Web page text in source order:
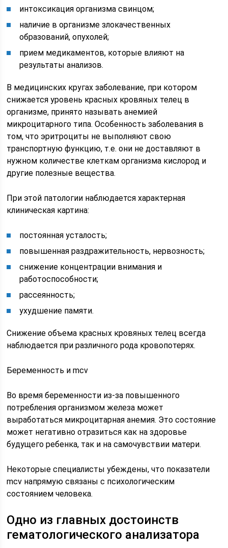
интоксикация организма свинцом;
наличие в организме злокачественных
образований, опухолей;
прием медикаментов, которые влияют на
результаты анализов.
В медицинских кругах заболевание, при котором
снижается уровень красных кровяных телец в
организме, принято называть анемией
микроцитарного типа. Особенность заболевания в
том, что эритроциты не выполняют свою
транспортную функцию, т.е. они не доставляют в
нужном количестве клеткам организма кислород и
другие полезные вещества.
При этой патологии наблюдается характерная
клиническая картина:
постоянная усталость;
повышенная раздражительность, нервозность;
снижение концентрации внимания и
работоспособности;
рассеянность;
ухудшение памяти.
Снижение объема красных кровяных телец всегда
наблюдается при различного рода кровопотерях.
Беременность и mcv
Во время беременности из-за повышенного
потребления организмом железа может
выработаться микроцитарная анемия. Это состояние
может негативно отразиться как на здоровье
будущего ребенка, так и на самочувствии матери.
Некоторые специалисты убеждены, что показатели
mcv напрямую связаны с психологическим
состоянием человека.
Одно из главных достоинств
гематологического анализатора